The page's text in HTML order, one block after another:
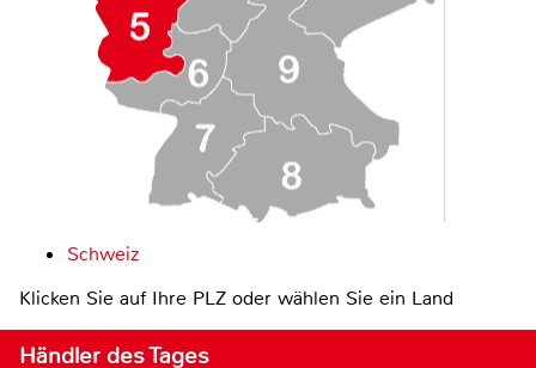
Schweiz
Klicken Sie auf Ihre PLZ oder wählen Sie ein Land
Händler des Tages